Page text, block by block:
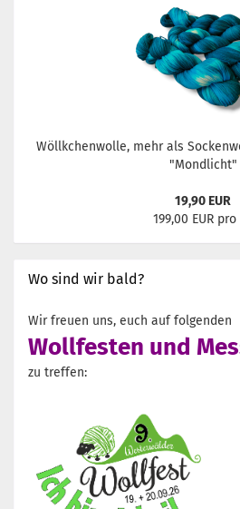
Wöllkchenwolle, mehr als
"Mondlicht"
19,90 EUR
199,00 EUR pro
Wo sind wir bald?
Wir freuen uns, euch auf folgenden
Wollfesten und
zu treffen: